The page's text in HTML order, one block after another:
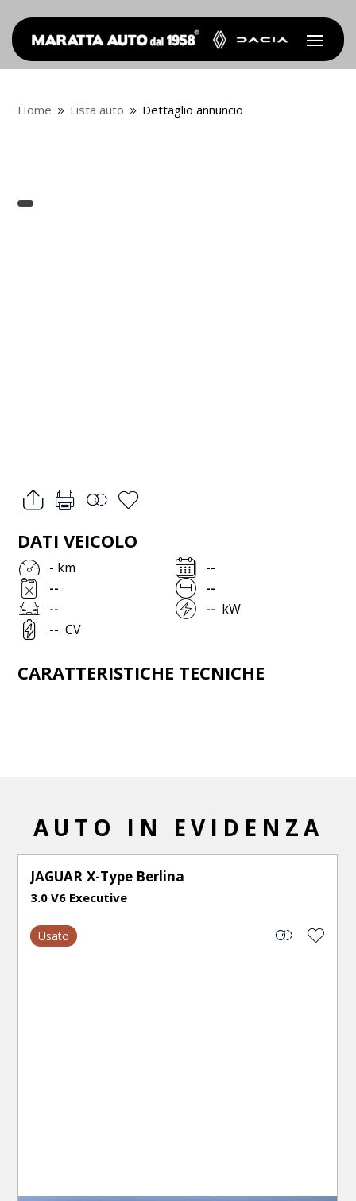
Home 9 Lista auto 9 Dettaglio annuncio
DATI VEICOLO
- km
--
--
--
--
-- kW
-- CV
CARATTERISTICHE TECNICHE
AUTO IN EVIDENZA
JAGUAR X-Type Berlina
3.0 V6 Executive
Usato